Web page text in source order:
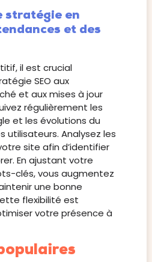
stratégie en
et des
il est crucial
SEO aux
et aux mises à jour
régulièrement les
et les évolutions du
Analysez les
site afin d’identifier
En ajustant votre
clés, vous augmentez
une bonne
flexibilité est
votre présence à